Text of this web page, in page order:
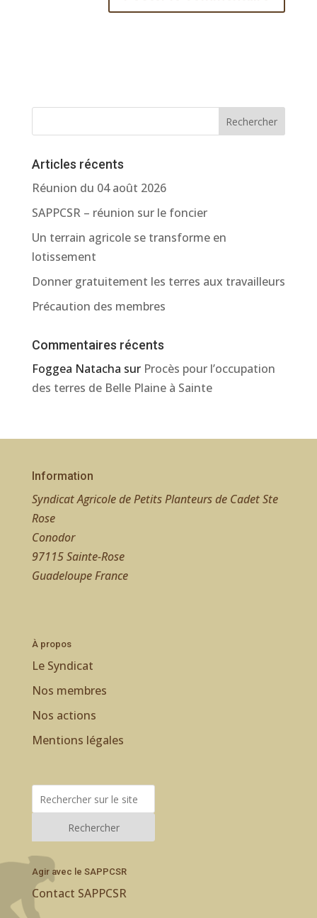
Rechercher
Articles récents
Réunion du 04 août 2026
SAPPCSR – réunion sur le foncier
Un terrain agricole se transforme en
lotissement
Donner gratuitement les terres aux travailleurs
Précaution des membres
Commentaires récents
Foggea Natacha sur Procès pour l’occupation
des terres de Belle Plaine à Sainte
Information
Syndicat Agricole de Petits Planteurs de Cadet Ste
Rose
Conodor
97115 Sainte-Rose
Guadeloupe France
À propos
Le Syndicat
Nos membres
Nos actions
Mentions légales
Rechercher
Agir avec le SAPPCSR
Contact SAPPCSR